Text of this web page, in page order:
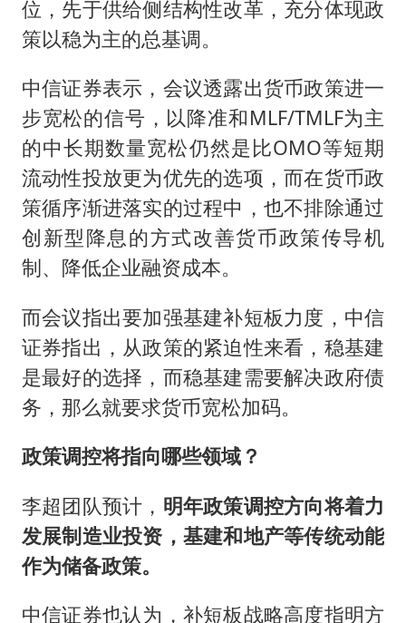
位，先于供给侧结构性改革，充分体现政
策以稳为主的总基调。
中信证券表示，会议透露出货币政策进一
步宽松的信号，以降准和MLF/TMLF为主
的中长期数量宽松仍然是比OMO等短期
流动性投放更为优先的选项，而在货币政
策循序渐进落实的过程中，也不排除通过
创新型降息的方式改善货币政策传导机
制、降低企业融资成本。
而会议指出要加强基建补短板力度，中信
证券指出，从政策的紧迫性来看，稳基建
是最好的选择，而稳基建需要解决政府债
务，那么就要求货币宽松加码。
政策调控将指向哪些领域？
李超团队预计， 明年政策调控方向将着力
发展制造业投资，基建和地产等传统动能
作为储备政策。
中信证券也认为，补短板战略高度指明方